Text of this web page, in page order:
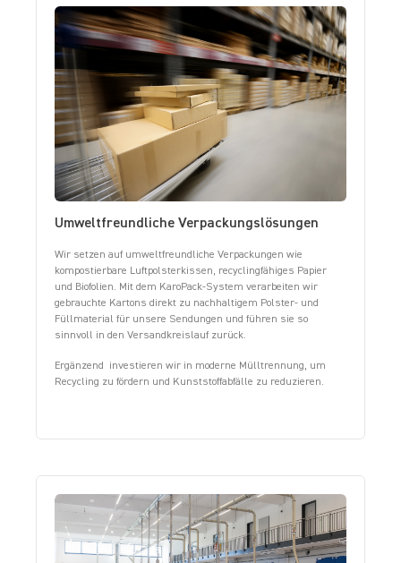
Umweltfreundliche Verpackungslösungen
Wir setzen auf umweltfreundliche Verpackungen wie
kompostierbare Luftpolsterkissen, recyclingfähiges Papier
und Biofolien. Mit dem KaroPack-System verarbeiten wir
gebrauchte Kartons direkt zu nachhaltigem Polster- und
Füllmaterial für unsere Sendungen und führen sie so
sinnvoll in den Versandkreislauf zurück.
Ergänzend investieren wir in moderne Mülltrennung, um
Recycling zu fördern und Kunststoffabfälle zu reduzieren.